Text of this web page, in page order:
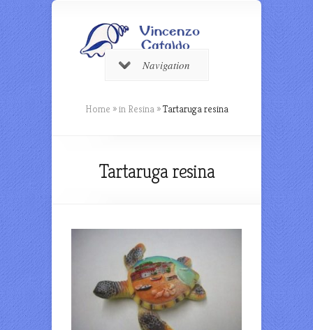
Navigation
Home »in Resina »Tartaruga resina
Tartaruga resina